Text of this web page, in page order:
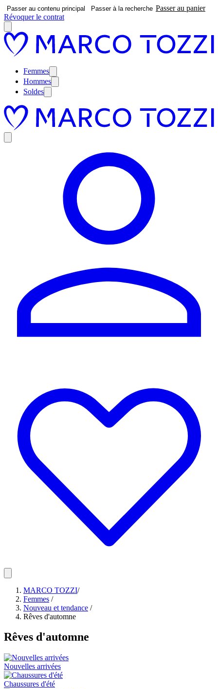
Passer au contenu principal Passer à la recherche Passer au panier
Révoquer le contrat
Femmes
Hommes
Soldes
MARCO TOZZI/
Femmes /
Nouveau et tendance /
Rêves d'automne
Rêves d'automne
Nouvelles arrivées
Chaussures d'été